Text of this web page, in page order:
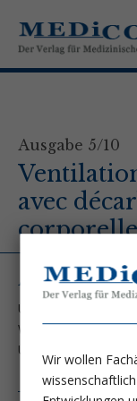
Ausgabe 5/10
avec
corporelle
Autoren
Univ.-Doz. Dr.
Wien Hietzing
Univ.-Prof. Dr.
Wir wollen